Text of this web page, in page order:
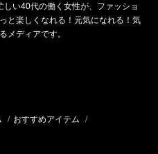
い40代の働く女性が、ファッショ
と楽しくなれる！元気になれる！気
メディアです。
/ おすすめアイテム /